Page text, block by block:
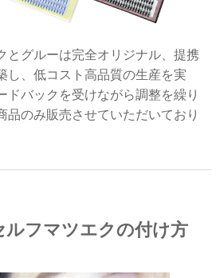
とグルーは完全オリジナル、提携
し、低コスト高品質の生産を実
ドバックを受けながら調整を繰り
品のみ販売させていただいており
ルフマツエクの付け方